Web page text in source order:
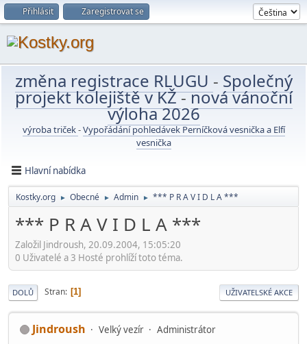
Přihlásit Zaregistrovat se
změna registrace RLUGU - Společný
projekt kolejiště v KŽ-nová vánoční
výloha 2026
výroba triček-Vypořádání pohledávek Perníčková vesnička a Elfí
vesnička
Hlavní nabídka
Kostky.org ► Obecné ► Admin ► *** P R A V I D L A ***
*** P R A V I D L A ***
Založil Jindroush, 20.09.2004, 15:05:20
0 Uživatelé a 3 Hosté prohlíží toto téma.
DOLŮ Stran 1 UŽIVATELSKÉ AKCE
Jindroush Velký vezír Administrátor